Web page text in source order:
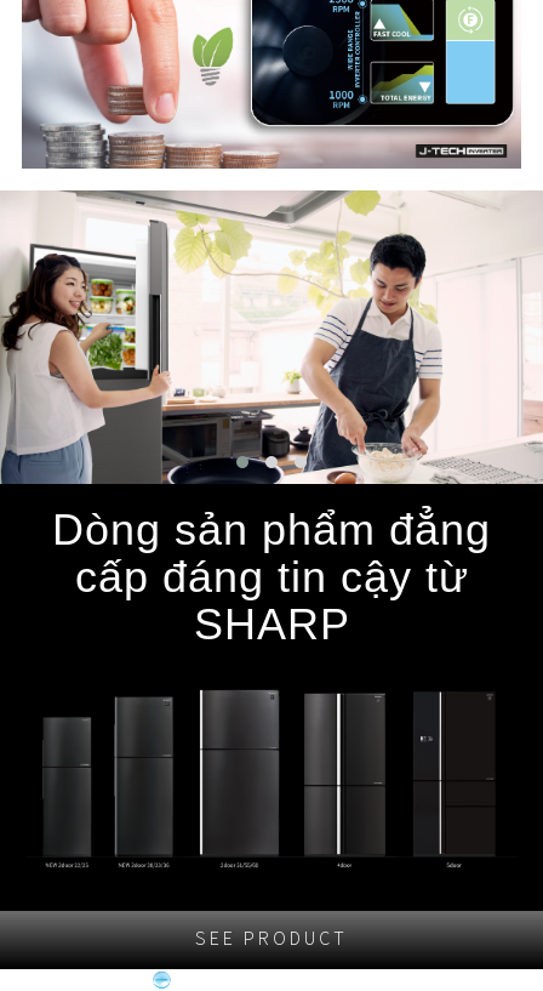
Dòng sản phẩm đẳng
cấp đáng tin cậy từ
SHARP
SEE PRODUCT